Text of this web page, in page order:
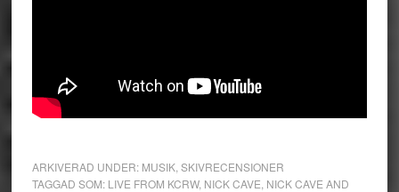
ARKIVERAD UNDER: MUSIK, SKIVRECENSIONER
TAGGAD SOM: LIVE FROM KCRW, NICK CAVE NICK CAVE AND